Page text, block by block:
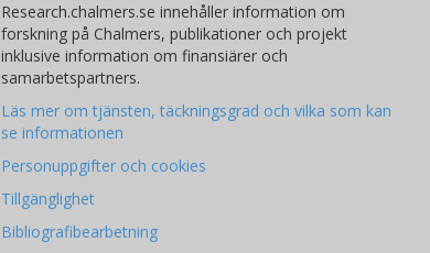
Research.chalmers.se innehåller information om
forskning på Chalmers, publikationer och projekt
inklusive information om finansiärer och
samarbetspartners.
Läs mer om tjänsten, täckningsgrad och vilka som kan
se informationen
Personuppgifter och cookies
Tillgänglighet
Bibliografibearbetning